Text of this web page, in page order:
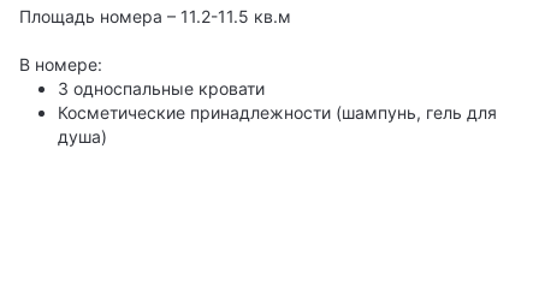
Площадь номера – 11.2-11.5 кв.м
В номере:
3 односпальные кровати
Косметические принадлежности (шампунь, гель для
душа)